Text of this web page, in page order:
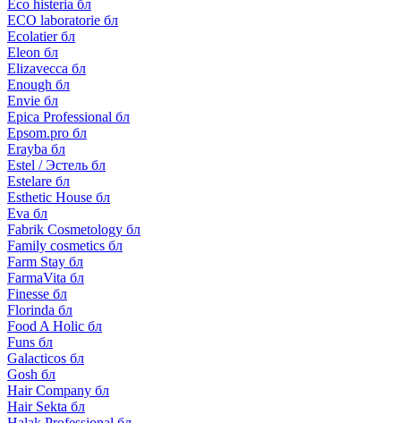
Eco histeria бл
ECO laboratorie бл
Ecolatier бл
Eleon бл
Elizavecca бл
Enough бл
Envie бл
Epica Professional бл
Epsom.pro бл
Erayba бл
Estel / Эстель бл
Estelare бл
Esthetic House бл
Eva бл
Fabrik Cosmetology бл
Family cosmetics бл
Farm Stay бл
FarmaVita бл
Finesse бл
Florinda бл
Food A Holic бл
Funs бл
Galacticos бл
Gosh бл
Hair Company бл
Hair Sekta бл